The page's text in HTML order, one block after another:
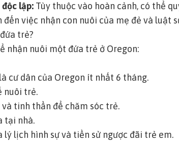
lập: Tùy thuộc vào hoàn cảnh, có thể
việc nhận con nuôi của mẹ đẻ và luật
trẻ?
nhận nuôi một đứa trẻ ở Oregon:
cư dân của Oregon ít nhất 6 tháng.
nuôi trẻ.
tinh thần để chăm sóc trẻ.
tại nhà.
lịch hình sự và tiền sử ngược đãi trẻ em.